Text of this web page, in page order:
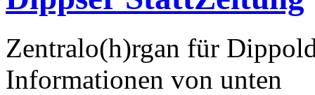
Zentralo(h)rgan für
Informationen von unten